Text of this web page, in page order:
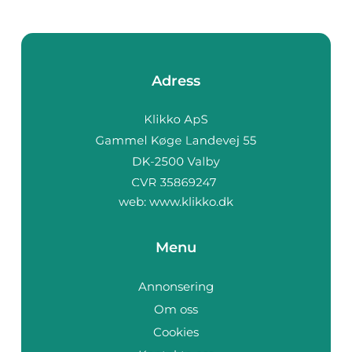
Adress
web: www.klikko.dk
Menu
Annonsering
Om oss
Cookies